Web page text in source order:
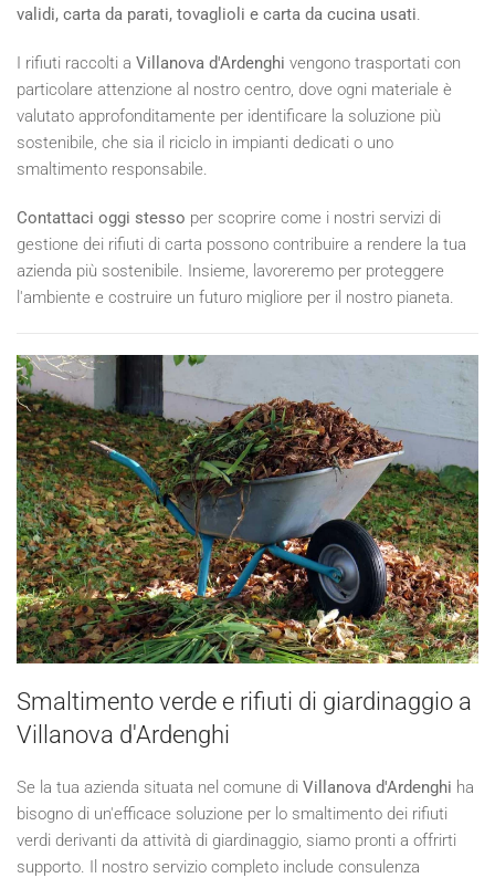
validi, carta da parati, tovaglioli e carta da cucina usati.
I rifiuti raccolti a Villanova d'Ardenghi vengono trasportati con
particolare attenzione al nostro centro, dove ogni materiale è
valutato approfonditamente per identificare la soluzione più
sostenibile, che sia il riciclo in impianti dedicati o uno
smaltimento responsabile.
Contattaci oggi stesso per scoprire come i nostri servizi di
gestione dei rifiuti di carta possono contribuire a rendere la tua
azienda più sostenibile. Insieme, lavoreremo per proteggere
l'ambiente e costruire un futuro migliore per il nostro pianeta.
Smaltimento verde e rifiuti di giardinaggio a
Villanova d'Ardenghi
Se la tua azienda situata nel comune di Villanova d'Ardenghi ha
bisogno di un'efficace soluzione per lo smaltimento dei rifiuti
verdi derivanti da attività di giardinaggio, siamo pronti a offrirti
supporto. Il nostro servizio completo include consulenza